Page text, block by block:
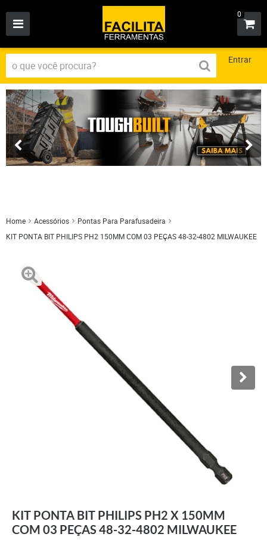
0
Entrar
Home Acessórios
Pontas Para Parafusadeira
KIT PONTA BIT PHILIPS PH2 150MM COM 03 PEÇAS 48-32-4802 MILWAUKEE
KIT PONTA BIT PHILIPS PH2 X 150MM
COM 03 PEÇAS 48-32-4802 MILWAUKEE